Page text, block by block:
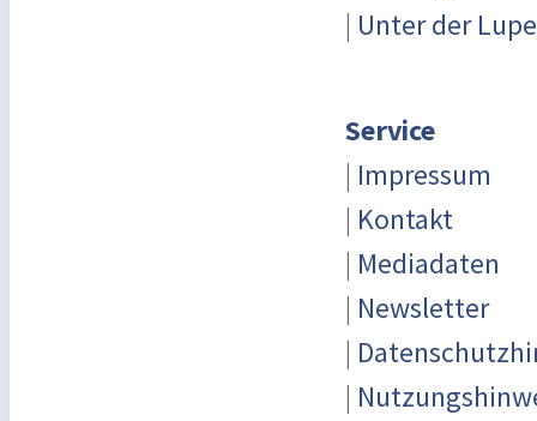
| Unter der Lupe
Service
| Impressum
| Kontakt
| Mediadaten
| Newsletter
|
|